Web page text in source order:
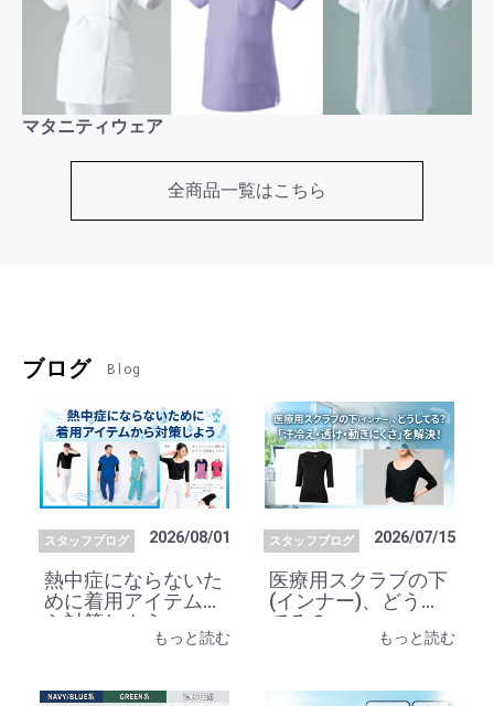
マタニティウェア
全商品一覧はこちら
ブログ Blog
スタッフブログ 2026/08/01
熱中症にならないた
めに着用アイテムか
ら対策しよう
もっと読む
スタッフブログ 2026/07/15
医療用スクラブの下
(インナー)、どうし
てる？
もっと読む